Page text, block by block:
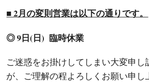
■ 2月の変則営業は以下の通りです。
◎ 9日(日)臨時休業
ご迷惑をお掛けしてしまい大変申し
が、ご理解の程よろしくお願い申し